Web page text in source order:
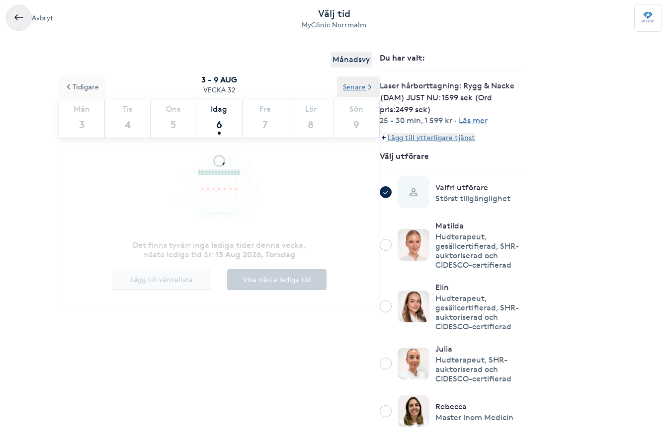
Avbryt Välj tid
MyClinic Norrmalm
Månadsvy
3 - 9 AUG
VECKA 32
Mån
3
Tis
4
Ons
5
Idag
6
Fre
7
Lör
8
Sön
9
Tidigare Senare
Det finns tyvärr inga lediga tider denna vecka,
nästa lediga tid är: 13 Aug 2026, Torsdag
Lägg till väntelista Visa nästa lediga tid
Du har valt:
Laser hårborttagning: Rygg & Nacke
(DAM) JUST NU: 1599 sek (Ord
pris:2499 sek)
25 - 30 min,1 599 kr · Läs mer
Lägg till ytterligare tjänst
Välj utförare
Valfri utförare
Störst tillgänglighet
Matilda
Hudterapeut,
gesällcertifierad, SHR-
auktoriserad och
CIDESCO-certifierad
Elin
Hudterapeut,
gesällcertifierad, SHR-
auktoriserad och
CIDESCO-certifierad
Julia
Hudterapeut, SHR-
auktoriserad och
CIDESCO-certifierad
Rebecca
Master inom Medicin